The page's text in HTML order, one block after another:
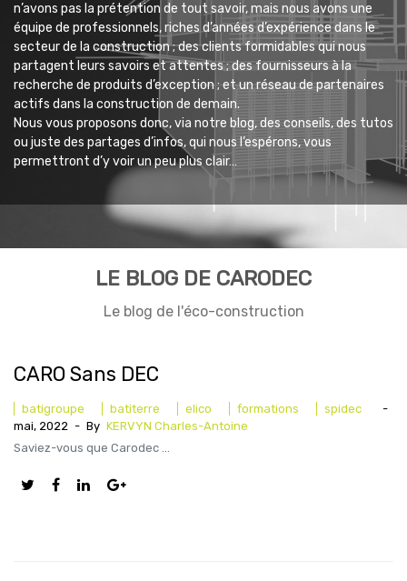
n’avons pas la prétention de tout savoir, mais nous avons une
équipe de professionnels, riches d’années d’expérience dans le
secteur de la construction ; des clients formidables qui nous
partagent leurs savoirs et attentes ; des fournisseurs à la
recherche de produits d’exception ; et un réseau de partenaires
actifs dans la construction de demain.
Nous vous proposons donc, via notre blog, des conseils, des tutos
ou juste des partages d’infos, qui nous l’espérons, vous
permettront d’y voir un peu plus clair…
LE BLOG DE CARODEC
Le blog de l'éco-construction
CARO Sans DEC
batigroupe batiterre elico formations spidec
-
mai, 2022 - By KERVYN Charles-Antoine
Saviez-vous que Carodec ...